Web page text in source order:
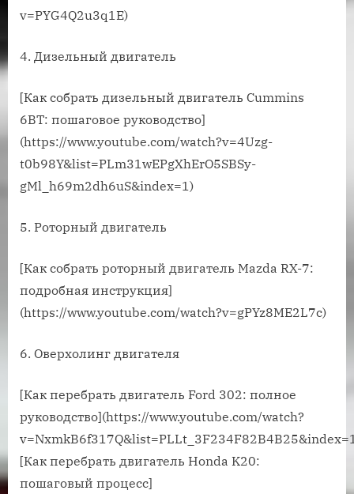
v=PYG4Q2u3q1E)
4. Дизельный двигатель
[Как собрать дизельный двигатель Cummins
6BT: пошаговое руководство]
(https://www.youtube.com/watch?v=4Uzg-
t0b98Y&list=PLm31wEPgXhErO5SBSy-
gMl_h69m2dh6uS&index=1)
5. Роторный двигатель
[Как собрать роторный двигатель Mazda RX-7:
подробная инструкция]
(https://www.youtube.com/watch?v=gPYz8ME2L7c)
6. Оверхолинг двигателя
[Как перебрать двигатель Ford 302: полное
руководство](https://www.youtube.com/watch?
[Как перебрать двигатель Honda K20:
пошаговый процесс]